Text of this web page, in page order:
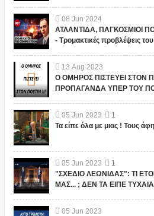
08 Jun 2024
ΑΤΛΑΝΤΙΔΑ, ΠΑΓΚΟΣΜΙΟΙ
- Τρομακτικές προβλέψεις
13 Aug 2023
Ο ΟΜΗΡΟΣ ΠΙΣΤΕΥΕΙ ΣΤΟΝ
ΠΡΟΠΑΓΑΝΔΑ ΥΠΕΡ ΤΟΥ
05 Jun 2023
1
Τα είπε όλα με μιας ! Τους
05 Jun 2023
1
"ΣΧΕΔΙΟ ΛΕΩΝΙΔΑΣ": ΤΙ
ΜΑΣ... ; ΔΕΝ ΤΑ ΕΙΠΕ ΤΥΧΑΙΑ
05 Jun 2023